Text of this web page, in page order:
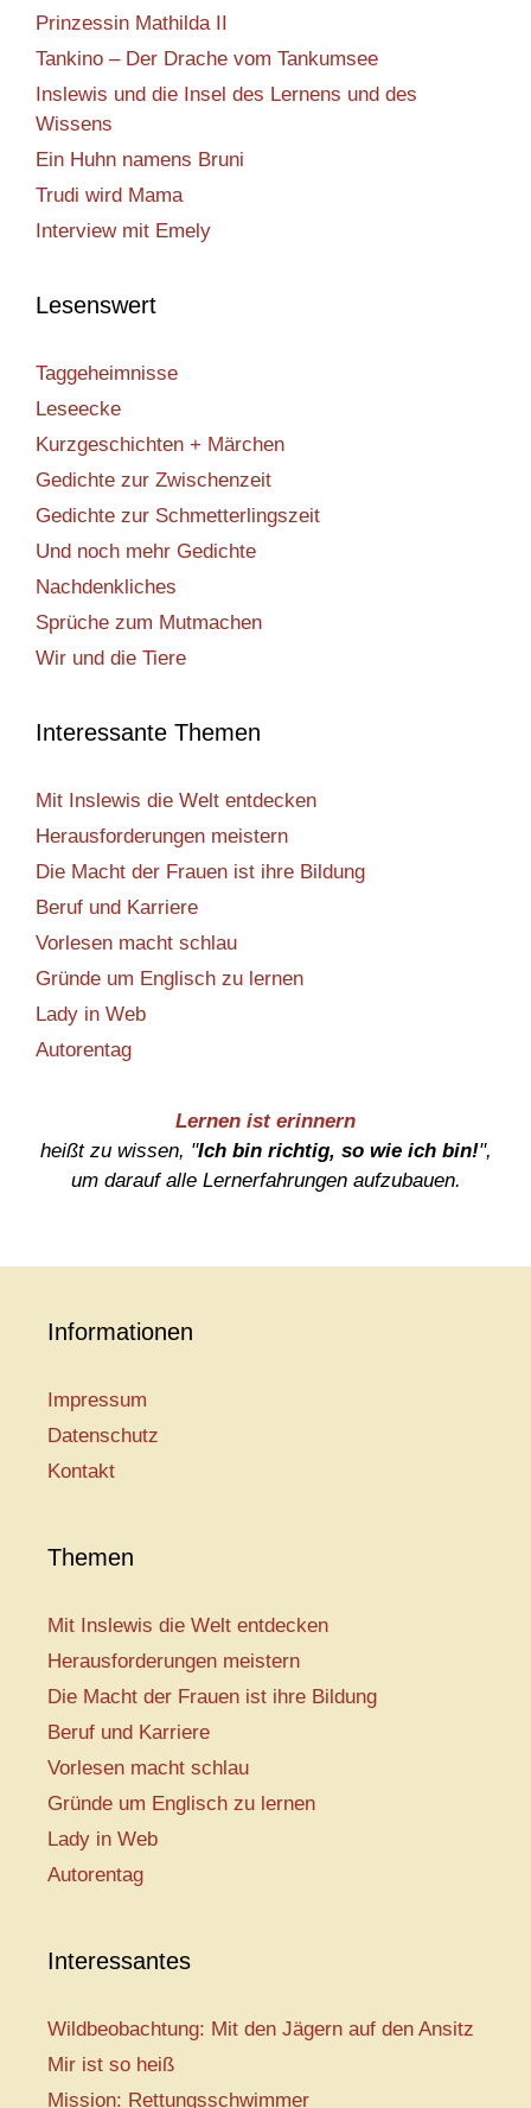
Prinzessin Mathilda II
Tankino – Der Drache vom Tankumsee
Inslewis und die Insel des Lernens und des
Wissens
Ein Huhn namens Bruni
Trudi wird Mama
Interview mit Emely
Lesenswert
Taggeheimnisse
Leseecke
Kurzgeschichten + Märchen
Gedichte zur Zwischenzeit
Gedichte zur Schmetterlingszeit
Und noch mehr Gedichte
Nachdenkliches
Sprüche zum Mutmachen
Wir und die Tiere
Interessante Themen
Mit Inslewis die Welt entdecken
Herausforderungen meistern
Die Macht der Frauen ist ihre Bildung
Beruf und Karriere
Vorlesen macht schlau
Gründe um Englisch zu lernen
Lady in Web
Autorentag
Lernen ist erinnern
heißt zu wissen, "Ich bin richtig, so wie ich bin!",
um darauf alle Lernerfahrungen aufzubauen.
Informationen
Impressum
Datenschutz
Kontakt
Themen
Mit Inslewis die Welt entdecken
Herausforderungen meistern
Die Macht der Frauen ist ihre Bildung
Beruf und Karriere
Vorlesen macht schlau
Gründe um Englisch zu lernen
Lady in Web
Autorentag
Interessantes
Wildbeobachtung: Mit den Jägern auf den Ansitz
Mir ist so heiß
Mission: Rettungsschwimmer